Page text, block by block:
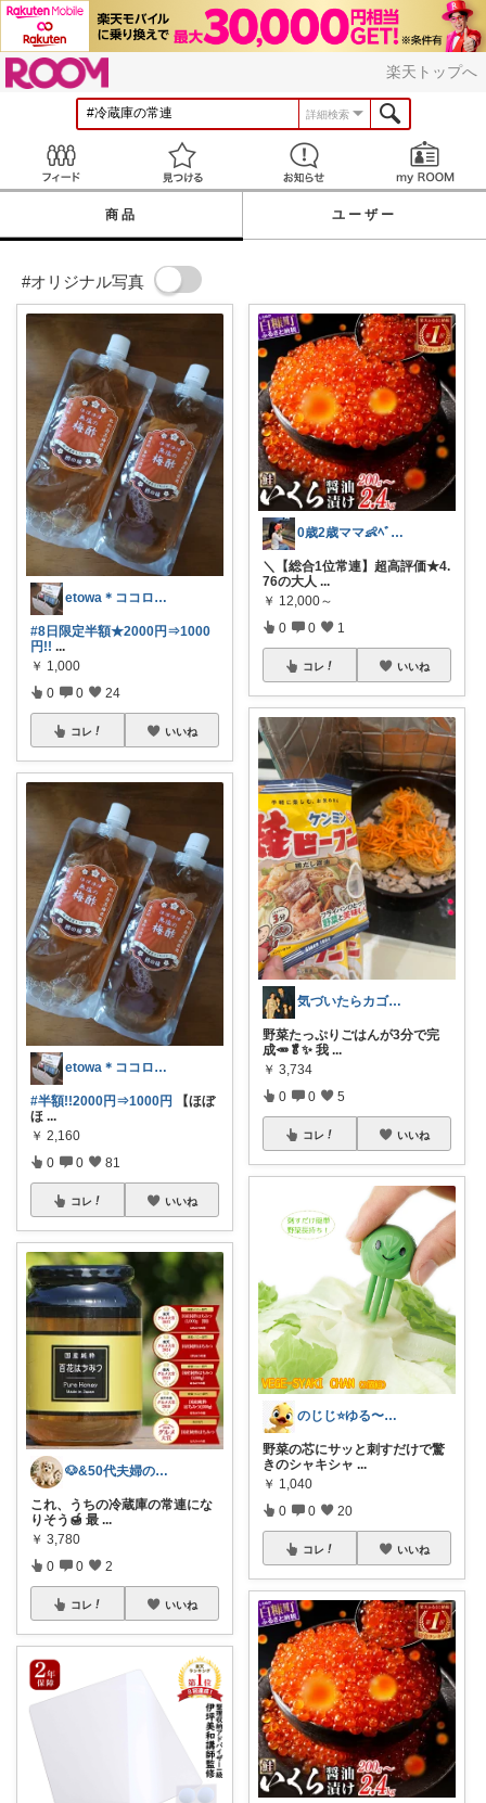
楽天トップへ
詳細検索
見つける お知らせ
商品 ユーザー
#オリジナル写真
etowa＊ココロとカラダに優しい暮らし
#8日限定半額★2000円⇒1000
円!! ...
￥ 1,000
0 0 24
コレ いいね
etowa＊ココロとカラダに優しい暮らし
#半額!!2000円⇒1000円
【ほぼ
ほ ...
￥ 2,160
0 0 81
コレ いいね
🐶&50代夫婦の暮らし
これ、うちの冷蔵庫の常連にな
りそう🍯 最 ...
￥ 3,780
0 0 2
コレ いいね
0歳2歳ママ👶ﾍﾞﾋﾞｰｶｰ7台目
＼【総合1位常連】超高評価★4.
76の大人 ...
￥ 12,000～
0 0 1
コレ いいね
気づいたらカゴ入れてたROOM
野菜たっぷりごはんが3分で完
成🥕🥬✨ 我 ...
￥ 3,734
0 0 5
コレ いいね
のじじ⭐️ゆる〜くのんびり便利✨🌈生活
野菜の芯にサッと刺すだけで驚
きのシャキシャ ...
￥ 1,040
0 0 20
コレ いいね